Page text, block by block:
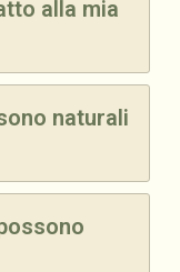
alla mia
naturali